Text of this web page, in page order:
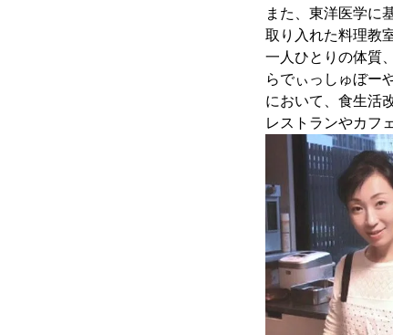
また、東洋医学に
取り入れた料理教
一人ひとりの体質
らでぃっしゅぼー
において、食生活
レストランやカフ